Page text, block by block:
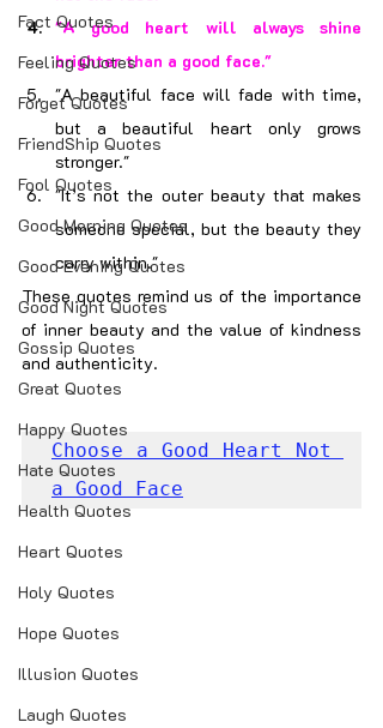
Fact Quotes
Feeling Quotes
Forget Quotes
FriendShip Quotes
Fool Quotes
Good Morning Quotes
Good Evening Quotes
Good Night Quotes
Gossip Quotes
Great Quotes
Happy Quotes
Hate Quotes
Health Quotes
Heart Quotes
Holy Quotes
Hope Quotes
Illusion Quotes
Laugh Quotes
"A good heart will always shine
brighter than a good face."
"A beautiful face will fade with time,
but a beautiful heart only grows
stronger."
"It’s not the outer beauty that makes
someone special, but the beauty they
carry within."
These quotes remind us of the importance
of inner beauty and the value of kindness
and authenticity.
Choose a Good Heart Not
a Good Face